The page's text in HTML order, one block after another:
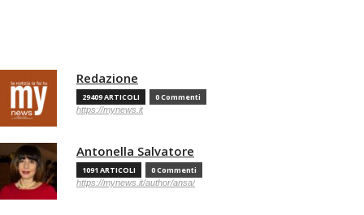
Redazione
29409 ARTICOLI 0 Commenti
https://mynews.it
Antonella Salvatore
1091 ARTICOLI 0 Commenti
https://mynews.it/author/ansa/